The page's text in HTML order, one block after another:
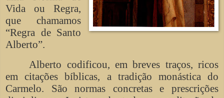
Vida ou Regra,
que chamamos
“Regra de Santo
Alberto”.
Alberto codificou, em breves traços, ricos
em citações bíblicas, a tradição monástica do
Carmelo. São normas concretas e prescrições